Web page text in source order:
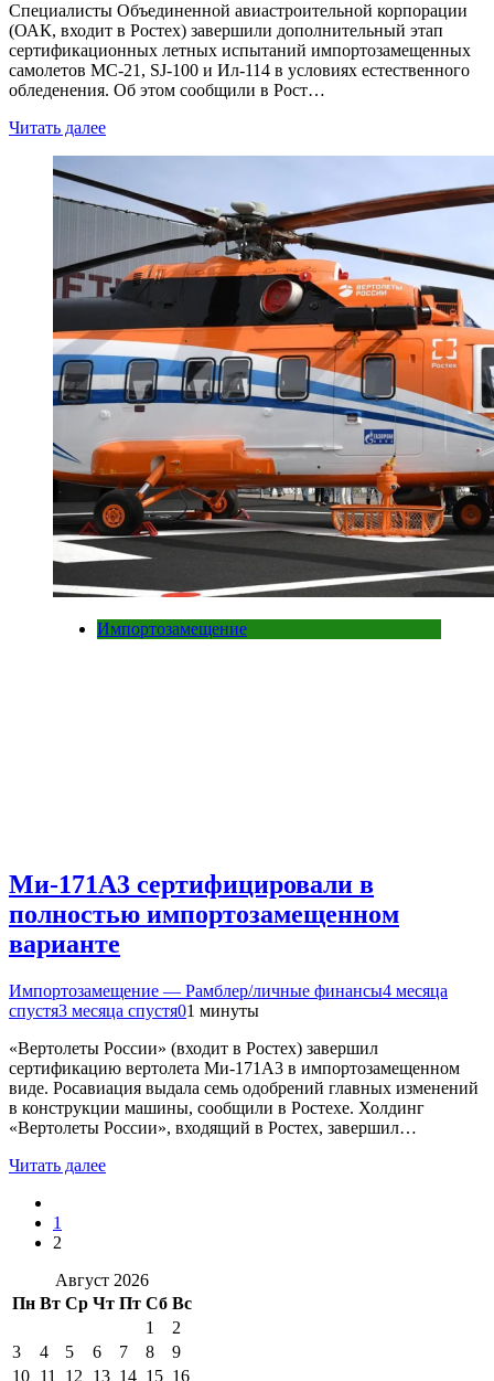
Специалисты Объединенной авиастроительной корпорации
(ОАК, входит в Ростех) завершили дополнительный этап
сертификационных летных испытаний импортозамещенных
самолетов МС-21, SJ-100 и Ил-114 в условиях естественного
обледенения. Об этом сообщили в Рост…
Читать далее
Импортозамещение
Ми-171А3 сертифицировали в
полностью импортозамещенном
варианте
Импортозамещение — Рамблер/личные финансы4 месяца
спустя3 месяца спустя01 минуты
«Вертолеты России» (входит в Ростех) завершил
сертификацию вертолета Ми-171А3 в импортозамещенном
виде. Росавиация выдала семь одобрений главных изменений
в конструкции машины, сообщили в Ростехе. Холдинг
«Вертолеты России», входящий в Ростех, завершил…
Читать далее
1
2
Август 2026
Пн Вт Ср Чт Пт Сб Вс
1
2
3
4 5 6 7 8
9
10 11 12 13 14 15 16